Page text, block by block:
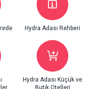
Hydra Adası Rehberi
Hydra Adası Küçük ve